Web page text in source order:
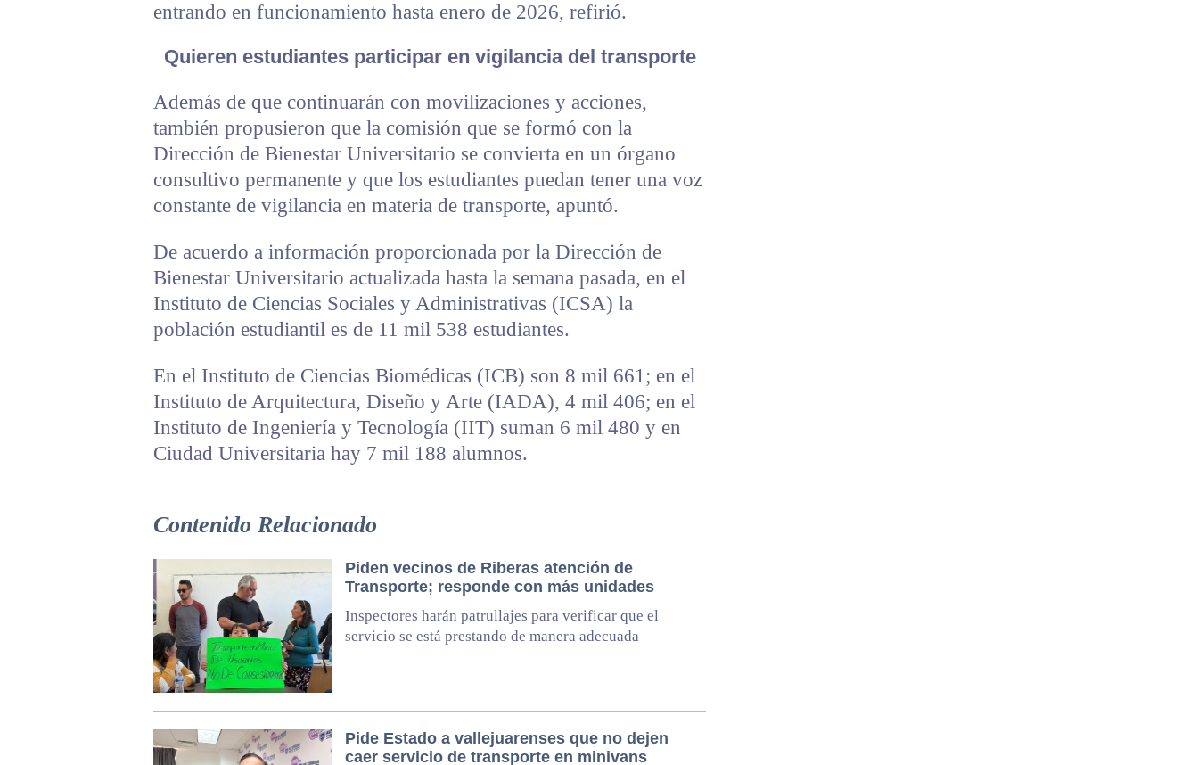
entrando en funcionamiento hasta enero de 2026, refirió.
Quieren estudiantes participar en vigilancia del transporte
Además de que continuarán con movilizaciones y acciones,
también propusieron que la comisión que se formó con la
Dirección de Bienestar Universitario se convierta en un órgano
consultivo permanente y que los estudiantes puedan tener una voz
constante de vigilancia en materia de transporte, apuntó.
De acuerdo a información proporcionada por la Dirección de
Bienestar Universitario actualizada hasta la semana pasada, en el
Instituto de Ciencias Sociales y Administrativas (ICSA) la
población estudiantil es de 11 mil 538 estudiantes.
En el Instituto de Ciencias Biomédicas (ICB) son 8 mil 661; en el
Instituto de Arquitectura, Diseño y Arte (IADA), 4 mil 406; en el
Instituto de Ingeniería y Tecnología (IIT) suman 6 mil 480 y en
Ciudad Universitaria hay 7 mil 188 alumnos.
Contenido Relacionado
Piden vecinos de Riberas atención de
Transporte; responde con más unidades
Inspectores harán patrullajes para verificar que el
servicio se está prestando de manera adecuada
Pide Estado a vallejuarenses que no dejen
caer servicio de transporte en minivans